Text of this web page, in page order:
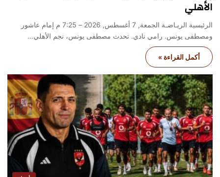
الأهلي
الرئيسية الريـاضـة الجمعة, 7 أغسطس, 2026 – 7:25 م إمام عاشور
ومصطفى يونس. رامي نادي. تحدث مصطفى يونس، نجم الأهلي…
أكمل القراءة »